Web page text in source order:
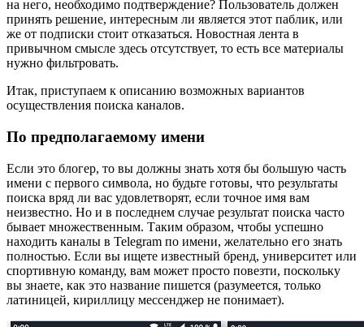
на него, необходимо подтверждение? Пользователь должен
принять решение, интересным ли является этот паблик, или
же от подписки стоит отказаться. Новостная лента в
привычном смысле здесь отсутствует, то есть все материалы
нужно фильтровать.
Итак, приступаем к описанию возможных вариантов
осуществления поиска каналов.
По предполагаемому имени
Если это блогер, то вы должны знать хотя бы большую часть
имени с первого символа, но будьте готовы, что результаты
поиска вряд ли вас удовлетворят, если точное имя вам
неизвестно. Но и в последнем случае результат поиска часто
бывает множественным. Таким образом, чтобы успешно
находить каналы в Telegram по имени, желательно его знать
полностью. Если вы ищете известный бренд, университет или
спортивную команду, вам может просто повезти, поскольку
вы знаете, как это название пишется (разумеется, только
латиницей, кириллицу мессенджер не понимает).